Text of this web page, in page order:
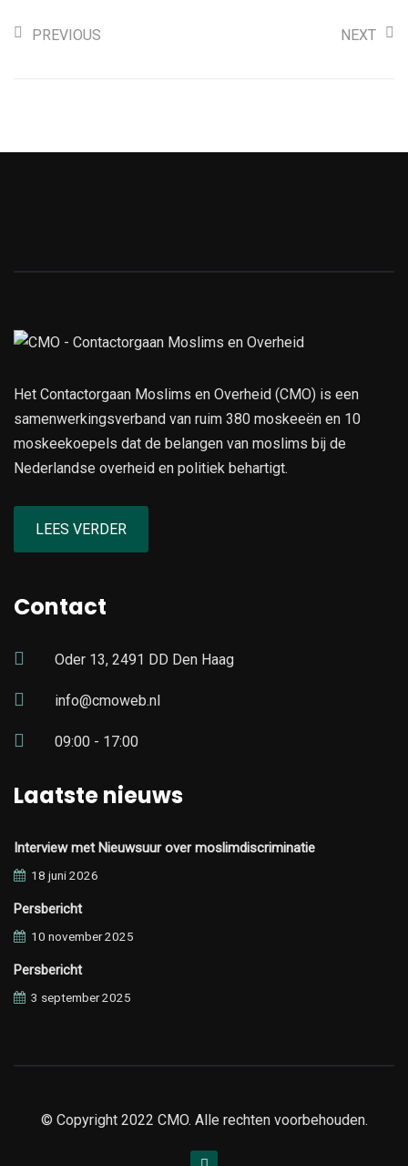
PREVIOUS NEXT
Het Contactorgaan Moslims en Overheid (CMO) is een
samenwerkingsverband van ruim 380 moskeeën en 10
moskeekoepels dat de belangen van moslims bij de
Nederlandse overheid en politiek behartigt.
LEES VERDER
Contact
Oder 13, 2491 DD Den Haag
info@cmoweb.nl
09:00 - 17:00
Laatste nieuws
Interview met Nieuwsuur over moslimdiscriminatie
18 juni 2026
Persbericht
10 november 2025
Persbericht
3 september 2025
© Copyright 2022 CMO. Alle rechten voorbehouden.